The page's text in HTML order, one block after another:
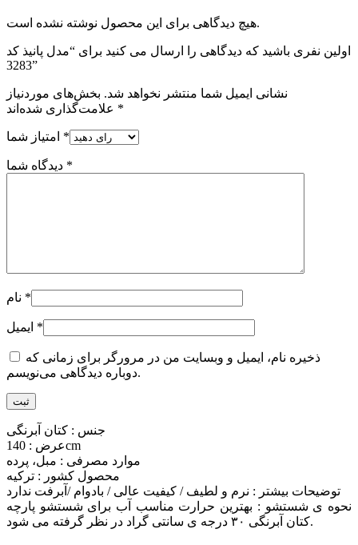
هیچ دیدگاهی برای این محصول نوشته نشده است.
اولین نفری باشید که دیدگاهی را ارسال می کنید برای “مدل پانیذ کد
3283”
نشانی ایمیل شما منتشر نخواهد شد. بخش‌های موردنیاز
*
*
*
*
*
ذخیره نام، ایمیل و وبسایت من در مرورگر برای زمانی که
دوباره دیدگاهی می‌نویسم.
جنس : کتان آبرنگی
عرض : 140cm
موارد مصرفی : مبل، پرده
محصول کشور : ترکیه
توضیحات بیشتر : نرم و لطیف / کیفیت عالی / بادوام /آبرفت ندارد
نحوه ی شستشو : بهترین حرارت مناسب آب برای شستشو پارچه
کتان آبرنگی ۳۰ درجه ی سانتی گراد در نظر گرفته می شود.